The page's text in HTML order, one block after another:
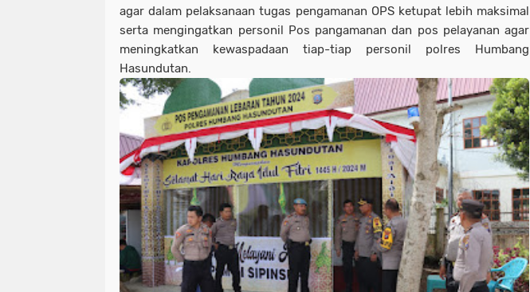
agar dalam pelaksanaan tugas pengamanan OPS ketupat lebih maksimal
serta mengingatkan personil Pos pangamanan dan pos pelayanan agar
meningkatkan kewaspadaan tiap-tiap personil polres Humbang
Hasundutan.